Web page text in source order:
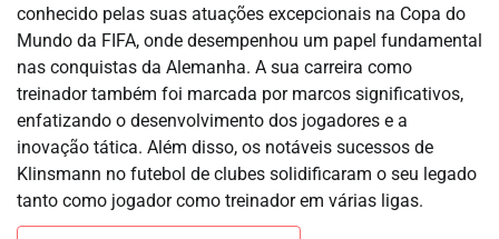
conhecido pelas suas atuações excepcionais na Copa do
Mundo da FIFA, onde desempenhou um papel fundamental
nas conquistas da Alemanha. A sua carreira como
treinador também foi marcada por marcos significativos,
enfatizando o desenvolvimento dos jogadores e a
inovação tática. Além disso, os notáveis sucessos de
Klinsmann no futebol de clubes solidificaram o seu legado
tanto como jogador como treinador em várias ligas.